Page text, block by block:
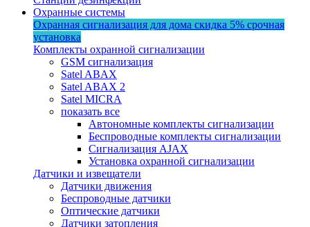
Охранные системы
Охранная сигнализация для дома скидка 5% срочная
установка
Комплекты охранной сигнализации
GSM сигнализация
Satel ABAX
Satel ABAX 2
Satel MICRA
показать все
Автономные комплекты сигнализации
Беспроводные комплекты сигнализации
Сигнализация AJAX
Установка охранной сигнализации
Датчики и извещатели
Датчики движения
Беспроводные датчики
Оптические датчики
Датчики затопления